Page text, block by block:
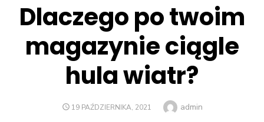
Dlaczego po twoim
magazynie ciągle
hula wiatr?
POSTED
19 PAŹDZIERNIKA, 2021 Author
admin